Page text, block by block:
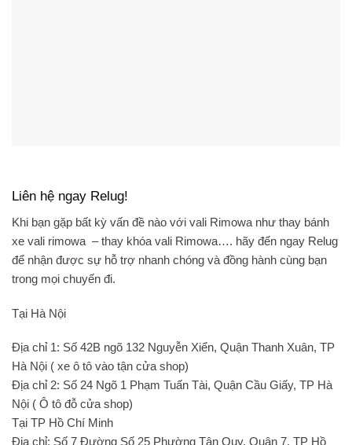
Liên hệ ngay Relug!
Khi bạn gặp bất kỳ vấn đề nào với vali Rimowa như thay bánh
xe vali rimowa – thay khóa vali Rimowa…. hãy đến ngay Relug
để nhận được sự hỗ trợ nhanh chóng và đồng hành cùng bạn
trong mọi chuyến đi.
Tại Hà Nội
Địa chỉ 1: Số 42B ngõ 132 Nguyễn Xiển, Quận Thanh Xuân, TP
Hà Nội ( xe ô tô vào tận cửa shop)
️Địa chỉ 2: Số 24 Ngõ 1 Phạm Tuấn Tài, Quận Cầu Giấy, TP Hà
Nội ( Ô tô đỗ cửa shop)
Tại TP Hồ Chí Minh
Địa chỉ: Số 7 Đường Số 25 Phường Tân Quy, Quận 7, TP Hồ